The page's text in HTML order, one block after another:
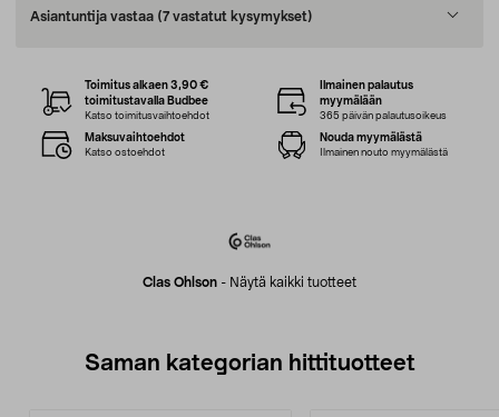
Asiantuntija vastaa (7 vastatut kysymykset)
Clas Ohlson - Näytä kaikki tuotteet
Toimitus alkaen 3,90 €
toimitustavalla Budbee
Katso toimitusvaihtoehdot
Ilmainen palautus
myymälään
365 päivän palautusoikeus
Maksuvaihtoehdot
Katso ostoehdot
Nouda myymälästä
Ilmainen nouto myymälästä
Saman kategorian hittituotteet